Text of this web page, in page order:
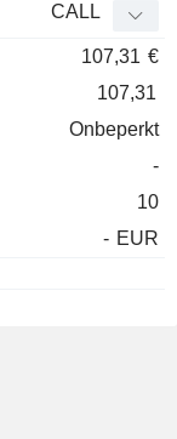
CALL
107,31 €
107,31
Onbeperkt
-
10
- EUR